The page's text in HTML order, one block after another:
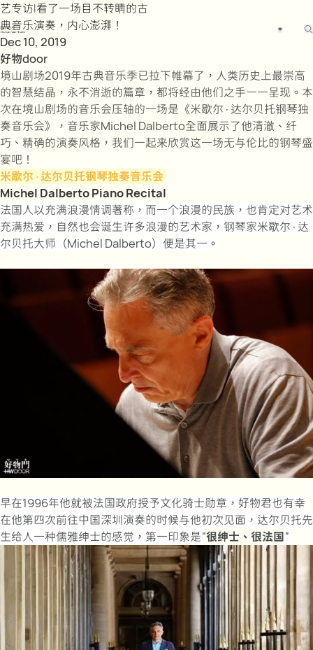
中
艺专访|看了一场目不转睛的古
典音乐演奏，内心澎湃！
Dec 10, 2019
好物door
境山剧场2019年古典音乐季已拉下帷幕了，人类历史上最崇高
的智慧结晶，永不消逝的篇章，都将经由他们之手一一呈现。本
次在境山剧场的音乐会压轴的一场是《米歇尔·达尔贝托钢琴独
奏音乐会》，音乐家Michel Dalberto全面展示了他清澈、纤
巧、精确的演奏风格，我们一起来欣赏这一场无与伦比的钢琴盛
宴吧！
米歇尔·达尔贝托钢琴独奏音乐会
Michel Dalberto Piano Recital
法国人以充满浪漫情调著称，而一个浪漫的民族，也肯定对艺术
充满热爱，自然也会诞生许多浪漫的艺术家，钢琴家米歇尔·达
尔贝托大师（Michel Dalberto）便是其一。
早在1996年他就被法国政府授予文化骑士勋章，好物君也有幸
在他第四次前往中国深圳演奏的时候与他初次见面，达尔贝托先
生给人一种儒雅绅士的感觉，第一印象是“很绅士、很法国“